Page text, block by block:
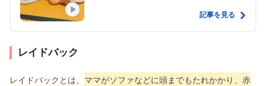
記事を見る
レイドバック
レイドバックとは、 ママがソファなどに頭までもたれかかり、赤